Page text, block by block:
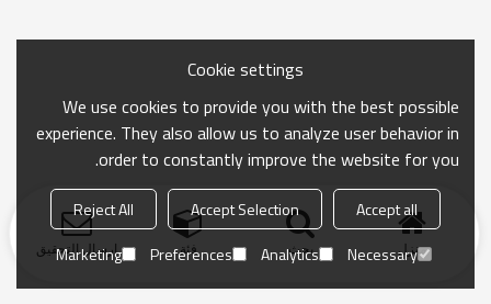
منزل بحث فئة ارسال التحقيق
Cookie settings
We use cookies to provide you with the best possible
experience. They also allow us to analyze user behavior in
order to constantly improve the website for you.
Accept all
Accept Selection
Reject All
Necessary
Analytics
Preferences
Marketing